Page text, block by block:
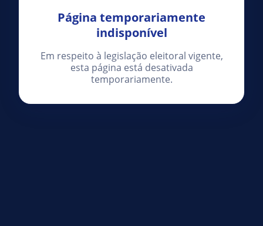
Página temporariamente
indisponível
Em respeito à legislação eleitoral vigente,
esta página está desativada
temporariamente.